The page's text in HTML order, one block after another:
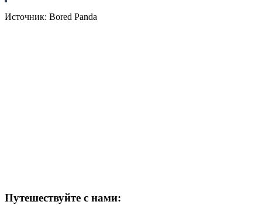
Источник: Bored Panda
Путешествуйте с нами: